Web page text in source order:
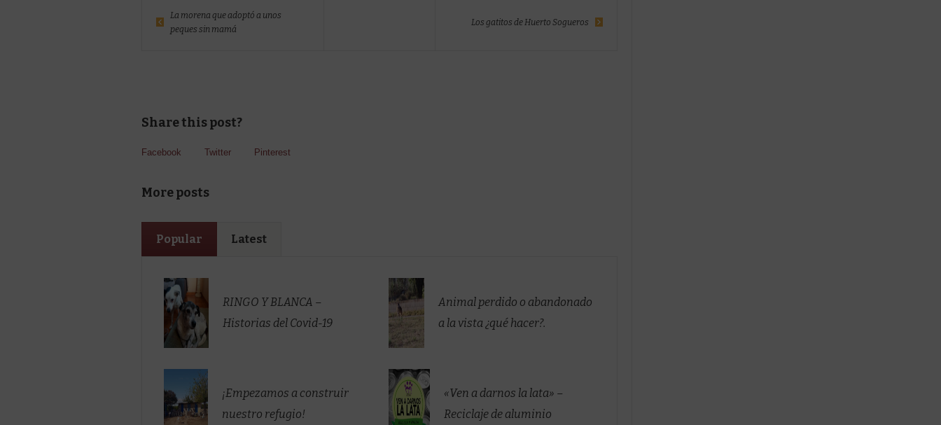
La morena que adoptó a unos
peques sin mamá
Los gatitos de Huerto Sogueros
Share this post?
Facebook Twitter Pinterest
More posts
Popular Latest
RINGO Y BLANCA –
Historias del Covid-19
Animal perdido o abandonado
a la vista ¿qué hacer?.
¡Empezamos a construir
nuestro refugio!
«Ven a darnos la lata» –
Reciclaje de aluminio